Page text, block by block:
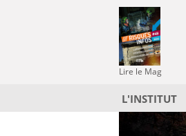
Lire le Mag
L'INSTITUT